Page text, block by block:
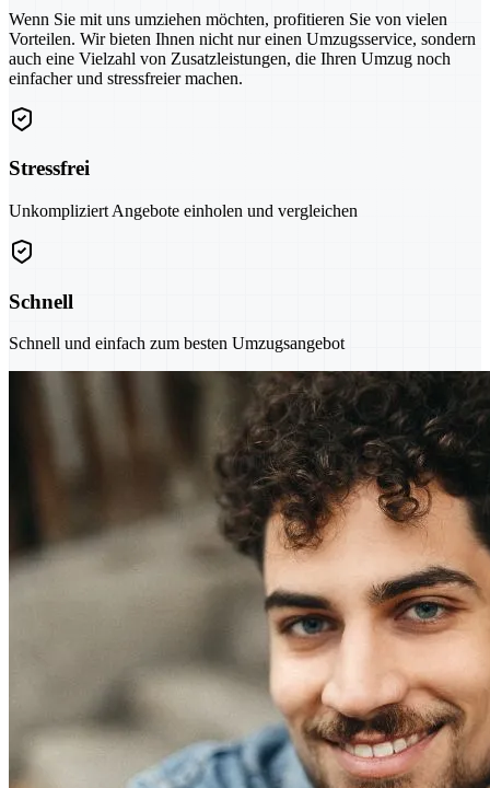
Wenn Sie mit uns umziehen möchten, profitieren Sie von vielen
Vorteilen. Wir bieten Ihnen nicht nur einen Umzugsservice, sondern
auch eine Vielzahl von Zusatzleistungen, die Ihren Umzug noch
einfacher und stressfreier machen.
Stressfrei
Unkompliziert Angebote einholen und vergleichen
Schnell
Schnell und einfach zum besten Umzugsangebot